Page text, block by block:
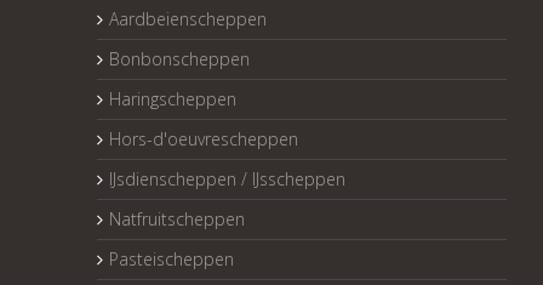
Aardbeienscheppen
Bonbonscheppen
Haringscheppen
Hors-d'oeuvrescheppen
IJsdienscheppen / IJsscheppen
Natfruitscheppen
Pasteischeppen